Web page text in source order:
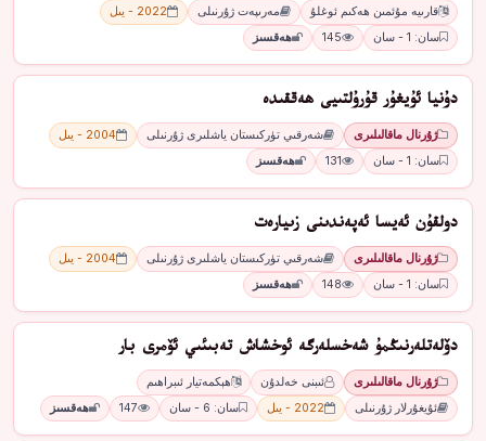
قارىيە مۇئمىن ھەكىم ئوغلۇ
مەرىپەت ژۇرنىلى
2022 - يىل
سان: 1 - سان
145 ھەقسىز
دۇنيا ئۇيغۇر قۇرۇلتىيى ھەققىدە
ژۇرنال ماقالىلىرى شەرقىي تۈركىستان ياشلىرى ژۇرنىلى
2004 - يىل
سان: 1 - سان
131 ھەقسىز
دولقۇن ئەيسا ئەپەندىنى زىيارەت
ژۇرنال ماقالىلىرى شەرقىي تۈركىستان ياشلىرى ژۇرنىلى
2004 - يىل
سان: 1 - سان
148 ھەقسىز
دۆلەتلەرﻧﯩﯖﻤﯘ ﺷﻪﺧﺴﻠﻪرﮔﻪ ﺋﻮﺧﺸﺎﺵ ﺗﻪﺑﯩﺌﯩﻲ ﺋﯚﻣﺮﻯ ﺑﺎر
ژۇرنال ماقالىلىرى ئىبنى خەلدۇن
ھېكمەتيار ئىبراھىم
ئۇيغۇرلار ژۇرنىلى
2022 - يىل سان: 6 - سان 147 ھەقسىز